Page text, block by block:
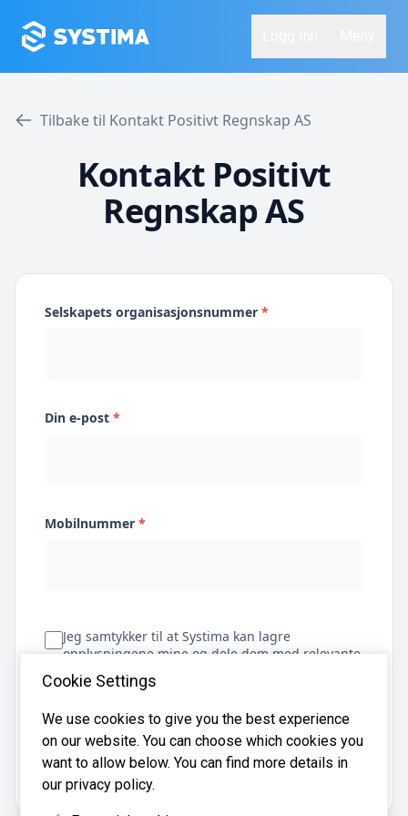
Tilbake til Kontakt Positivt Regnskap AS
Kontakt Positivt
Regnskap AS
Selskapets organisasjonsnummer *
Din e-post *
Mobilnummer *
Jeg samtykker til at Systima kan lagre
opplysningene mine og dele dem med relevante
regnskapsbyråer for å hjelpe meg å finne
regnskapsfører
Få tilbud
Cookie Settings
We use cookies to give you the best experience
on our website. You can choose which cookies you
want to allow below. You can find more details in
our privacy policy.